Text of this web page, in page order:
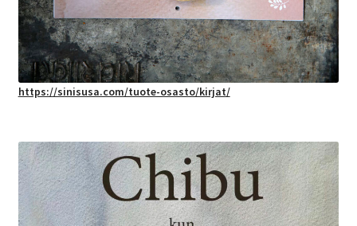
https://sinisusa.com/tuote-osasto/kirjat/